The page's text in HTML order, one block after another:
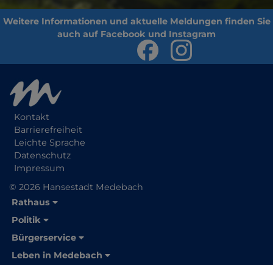
Kontakt
Barrierefreiheit
Leichte Sprache
Datenschutz
Impressum
© 2026 Hansestadt Medebach
Rathaus
Politik
Bürgerservice
Leben in Medebach